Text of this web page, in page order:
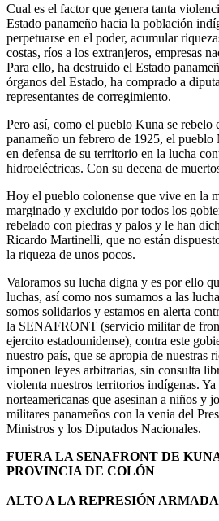
Cual es el factor que genera tanta
Estado panameño hacia la población
perpetuarse en el poder, acumular
costas, ríos a los extranjeros, empresas
Para ello, ha destruido el Estado
órganos del Estado, ha comprado a
representantes de corregimiento.
Pero así, como el pueblo Kuna se rebelo
panameño un febrero de 1925, el
en defensa de su territorio en la lucha
hidroeléctricas. Con su decena de
Hoy el pueblo colonense que vive en la
marginado y excluido por todos los
rebelado con piedras y palos y le han
Ricardo Martinelli, que no están
la riqueza de unos pocos.
Valoramos su lucha digna y es por ello
luchas, así como nos sumamos a las
somos solidarios y estamos en alerta
la SENAFRONT (servicio militar de
ejercito estadounidense), contra este
nuestro país, que se apropia de nuestras
imponen leyes arbitrarias, sin consulta
violenta nuestros territorios indígenas. Ya
norteamericanas que asesinan a niños y
militares panameños con la venia del
Ministros y los Diputados Nacionales.
FUERA LA SENAFRONT DE
PROVINCIA DE COLÓN
ALTO A LA REPRESIÓN